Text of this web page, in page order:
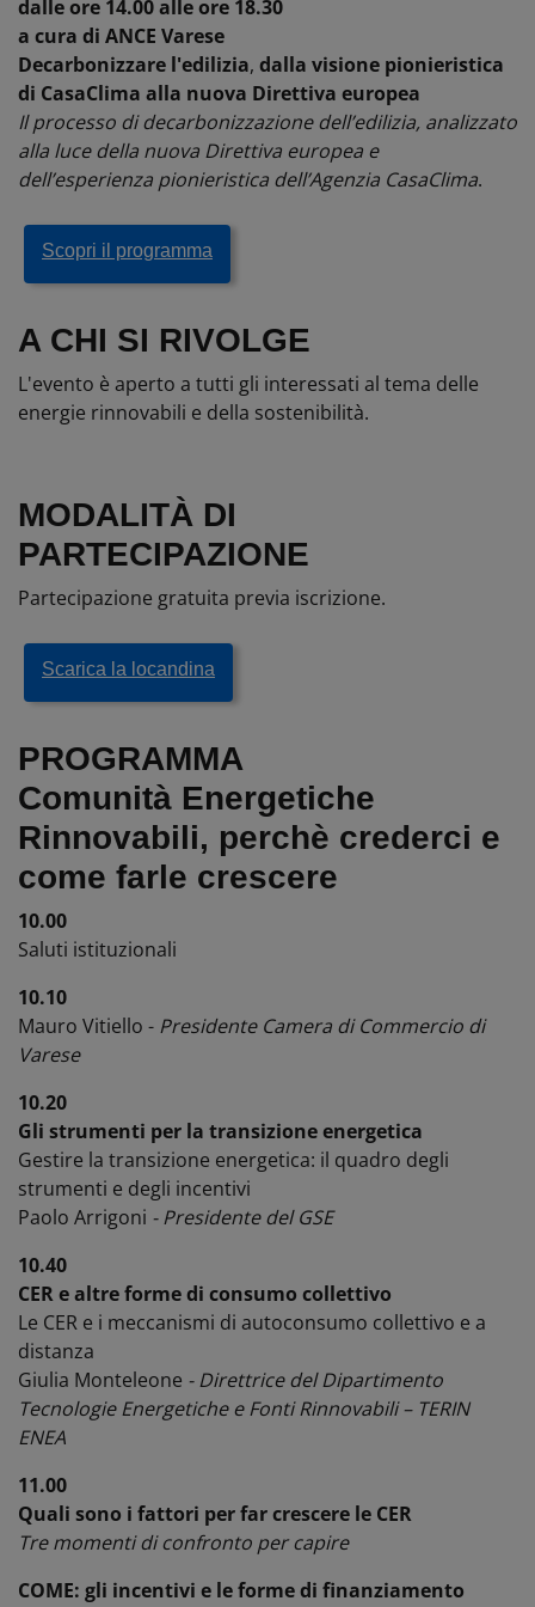
dalle ore 14.00 alle ore 18.30
a cura di ANCE Varese
Decarbonizzare l'edilizia, dalla visione pionieristica
di CasaClima alla nuova Direttiva europea
Il processo di decarbonizzazione dell’edilizia, analizzato
alla luce della nuova Direttiva europea e
dell’esperienza pionieristica dell’Agenzia CasaClima.
Scopri il programma
A CHI SI RIVOLGE
L'evento è aperto a tutti gli interessati al tema delle
energie rinnovabili e della sostenibilità.
MODALITÀ DI
PARTECIPAZIONE
Partecipazione gratuita previa iscrizione.
Scarica la locandina
PROGRAMMA
Comunità Energetiche
Rinnovabili, perchè crederci e
come farle crescere
10.00
Saluti istituzionali
10.10
Mauro Vitiello - Presidente Camera di Commercio di
Varese
10.20
Gli strumenti per la transizione energetica
Gestire la transizione energetica: il quadro degli
strumenti e degli incentivi
Paolo Arrigoni - Presidente del GSE
10.40
CER e altre forme di consumo collettivo
Le CER e i meccanismi di autoconsumo collettivo e a
distanza
Giulia Monteleone - Direttrice del Dipartimento
Tecnologie Energetiche e Fonti Rinnovabili – TERIN
ENEA
11.00
Quali sono i fattori per far crescere le CER
Tre momenti di confronto per capire
COME: gli incentivi e le forme di finanziamento